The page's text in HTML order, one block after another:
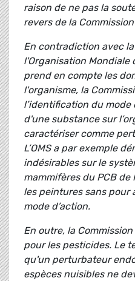
raison de ne pas la
revers de la
En contradiction avec
l'Organisation Mondiale
prend en compte les
l'organisme, la
l’identification du
d'une substance sur
caractériser comme
L’OMS a par exemple
indésirables sur le
mammifères du PCB
les peintures sans pour
mode d’action.
En outre, la
pour les pesticides. Le
qu'un perturbateur
espèces nuisibles ne